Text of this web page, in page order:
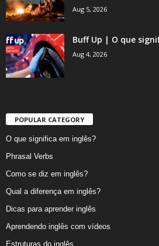
Aug 5, 2026
Buff Up | O que
Aug 4, 2026
POPULAR CATEGORY
O que significa em inglês?
Phrasal Verbs
Como se diz em inglês?
Qual a diferença em inglês?
Dicas para aprender inglês
Aprendendo inglês com vídeos
Estruturas do inglês